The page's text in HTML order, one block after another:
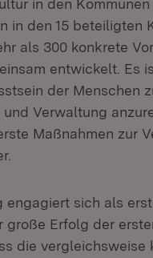
in den
in den 15 beteiligten
als 300 konkrete
entwickelt. Es
der Menschen
Verwaltung
Maßnahmen zur
engagiert sich als
große Erfolg der
die